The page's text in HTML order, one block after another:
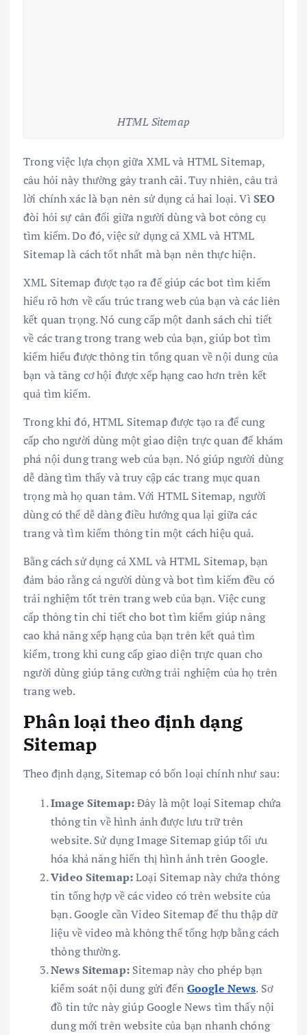
HTML Sitemap
Trong việc lựa chọn giữa XML và HTML Sitemap,
câu hỏi này thường gây tranh cãi. Tuy nhiên, câu trả
lời chính xác là bạn nên sử dụng cả hai loại. Vì SEO
đòi hỏi sự cân đối giữa người dùng và bot công cụ
tìm kiếm. Do đó, việc sử dụng cả XML và HTML
Sitemap là cách tốt nhất mà bạn nên thực hiện.
XML Sitemap được tạo ra để giúp các bot tìm kiếm
hiểu rõ hơn về cấu trúc trang web của bạn và các liên
kết quan trọng. Nó cung cấp một danh sách chi tiết
về các trang trong trang web của bạn, giúp bot tìm
kiếm hiểu được thông tin tổng quan về nội dung của
bạn và tăng cơ hội được xếp hạng cao hơn trên kết
quả tìm kiếm.
Trong khi đó, HTML Sitemap được tạo ra để cung
cấp cho người dùng một giao diện trực quan để khám
phá nội dung trang web của bạn. Nó giúp người dùng
dễ dàng tìm thấy và truy cập các trang mục quan
trọng mà họ quan tâm. Với HTML Sitemap, người
dùng có thể dễ dàng điều hướng qua lại giữa các
trang và tìm kiếm thông tin một cách hiệu quả.
Bằng cách sử dụng cả XML và HTML Sitemap, bạn
đảm bảo rằng cả người dùng và bot tìm kiếm đều có
trải nghiệm tốt trên trang web của bạn. Việc cung
cấp thông tin chi tiết cho bot tìm kiếm giúp nâng
cao khả năng xếp hạng của bạn trên kết quả tìm
kiếm, trong khi cung cấp giao diện trực quan cho
người dùng giúp tăng cường trải nghiệm của họ trên
trang web.
Phân loại theo định dạng
Sitemap
Theo định dạng, Sitemap có bốn loại chính như sau:
Image Sitemap:Đây là một loại Sitemap chứa
thông tin về hình ảnh được lưu trữ trên
website. Sử dụng Image Sitemap giúp tối ưu
hóa khả năng hiển thị hình ảnh trên Google.
Video Sitemap:Loại Sitemap này chứa thông
tin tổng hợp về các video có trên website của
bạn. Google cần Video Sitemap để thu thập dữ
liệu về video mà không thể tổng hợp bằng cách
thông thường.
News Sitemap:Sitemap này cho phép bạn
kiểm soát nội dung gửi đến Google News. Sơ
đồ tin tức này giúp Google News tìm thấy nội
dung mới trên website của bạn nhanh chóng